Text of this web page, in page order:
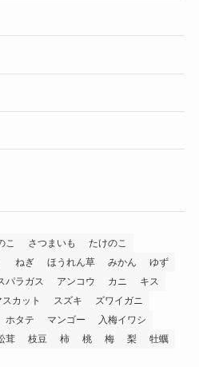
こ さつまいも
たけのこ
ねぎ ほうれん草 みかん
ゆず
パラガス アンコウ カニ
キス
カット スズキ
ズワイガニ
ホタテ マンゴー
入梅イワシ
茸 枝豆 柿 桃 梅 梨
牡蠣